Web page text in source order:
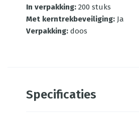
In verpakking: 200 stuks
Met kerntrekbeveiliging: Ja
Verpakking: doos
Specificaties